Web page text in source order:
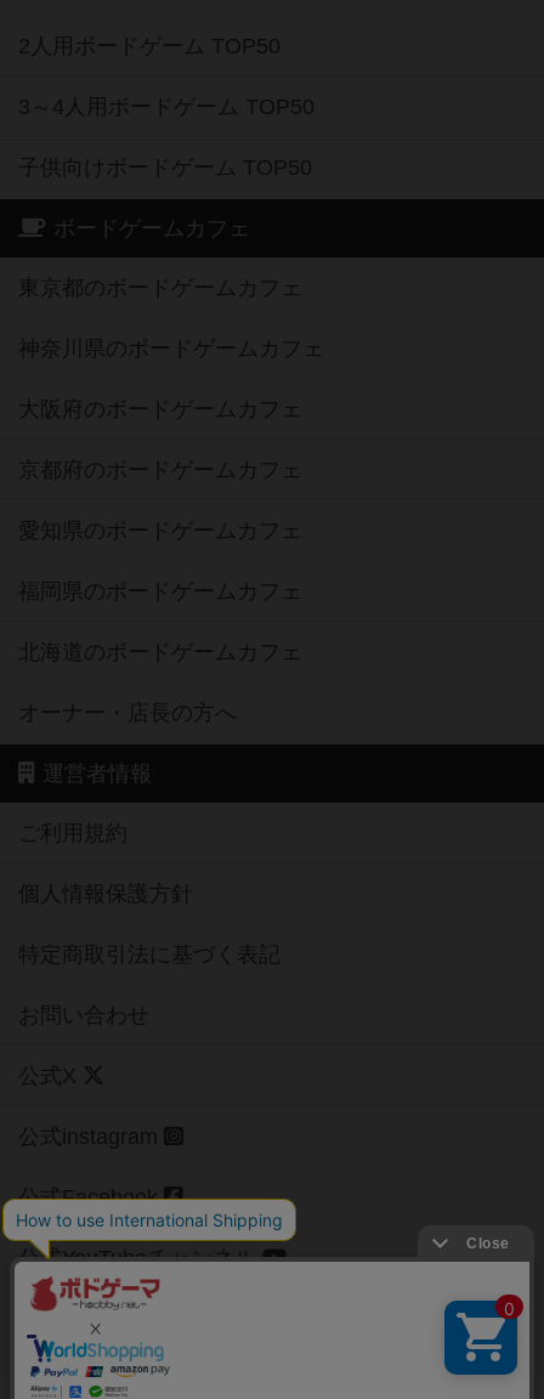
2人用ボードゲーム TOP50
3～4人用ボードゲーム TOP50
子供向けボードゲーム TOP50
ボードゲームカフェ
東京都のボードゲームカフェ
神奈川県のボードゲームカフェ
大阪府のボードゲームカフェ
京都府のボードゲームカフェ
愛知県のボードゲームカフェ
福岡県のボードゲームカフェ
北海道のボードゲームカフェ
オーナー・店長の方へ
運営者情報
ご利用規約
個人情報保護方針
特定商取引法に基づく表記
お問い合わせ
公式X
公式instagram
公式Facebook
公式YouTubeチャンネル